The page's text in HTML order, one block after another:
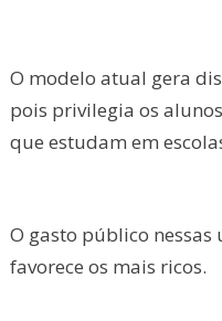
O modelo atual gera
pois privilegia os
que estudam em
O gasto público nessas
favorece os mais ricos.